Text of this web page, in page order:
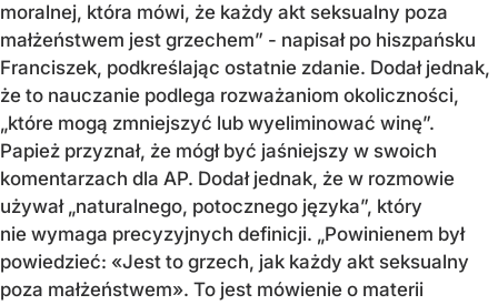
moralnej, która mówi, że każdy akt seksualny poza
małżeństwem jest grzechem” - napisał po hiszpańsku
Franciszek, podkreślając ostatnie zdanie. Dodał jednak,
że to nauczanie podlega rozważaniom okoliczności,
„które mogą zmniejszyć lub wyeliminować winę”.
Papież przyznał, że mógł być jaśniejszy w swoich
komentarzach dla AP. Dodał jednak, że w rozmowie
używał „naturalnego, potocznego języka”, który
nie wymaga precyzyjnych definicji. „Powinienem był
powiedzieć: «Jest to grzech, jak każdy akt seksualny
poza małżeństwem». To jest mówienie o materii